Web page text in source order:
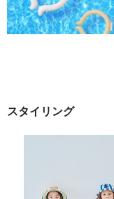
スタイリング